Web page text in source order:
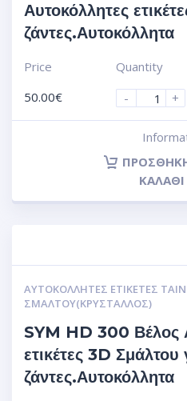
Αυτοκόλλητες
ζάντες.Αυτοκόλλητα
Price
50.00€
Quantity
-
+
ΚΑΛΆΘΙ
ΑΥΤΟΚΌΛΛΗΤΕΣ ΕΤΙΚΈΤΕΣ
ΣΜΆΛΤΟΥ(ΚΡΎΣΤΑΛΛΟΣ)
SYM HD 300 Βέλος
ετικέτες 3D Σμάλτου
ζάντες.Αυτοκόλλητα